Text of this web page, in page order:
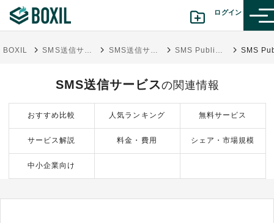
ログイン
診断から探す(β版)
記事から探す
BOXILの使い方ガイド
BOXIL SMS送信サービス比較16選｜選び方・料金相場・導入目的別タイプ SMS送信サービス SMS Publisher
SMS送信サービスの関連情報
おすすめ比較 人気ランキング 無料サービス
サービス解説 料金・費用 シェア・市場規模
中小企業向け